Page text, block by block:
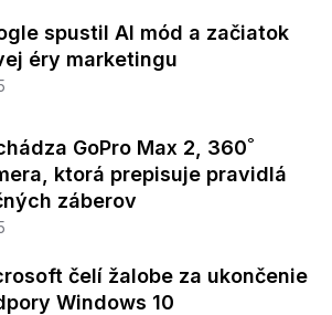
spustil AI mód a začiatok
éry marketingu
GoPro Max 2, 360˚
ktorá prepisuje pravidlá
záberov
čelí žalobe za ukončenie
Windows 10